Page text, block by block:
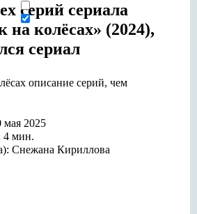
серий сериала
на колёсах» (2024),
сериал
мая 2025
4 мин.
Снежана Кириллова